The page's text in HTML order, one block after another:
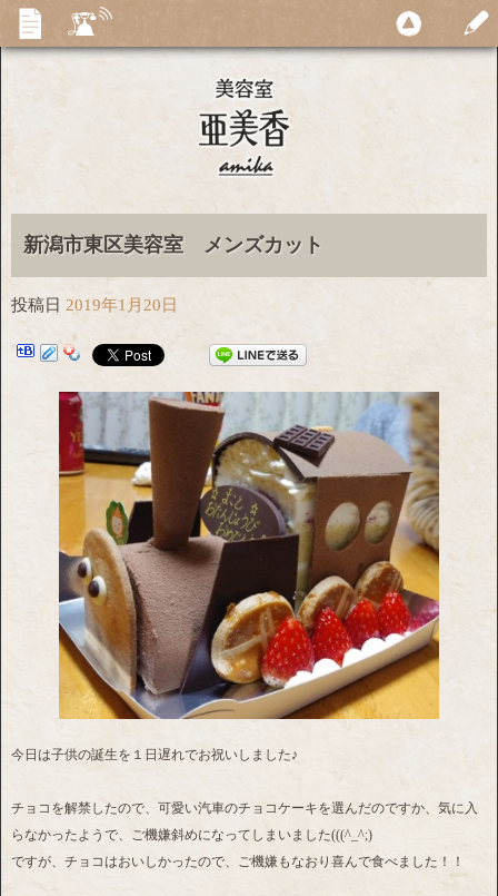
新潟市東区美容室 メンズカット
投稿日 2019年1月20日
今日は子供の誕生を１日遅れでお祝いしました♪
チョコを解禁したので、可愛い汽車のチョコケーキを選んだのですか、気に入
らなかったようで、ご機嫌斜めになってしまいました(((^_^;)
ですが、チョコはおいしかったので、ご機嫌もなおり喜んで食べました！！